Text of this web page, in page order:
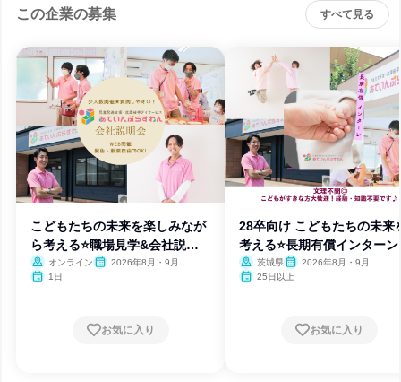
この企業の募集 すべて見る
こどもたちの未来を楽しみなが
ら考える⭐職場見学&会社説明
会
オンライン
2026年8月・9月
1日
お気に入り
28卒向け こどもたちの未来
考える⭐長期有償インターン
茨城県
2026年8月・9月
25日以上
お気に入り